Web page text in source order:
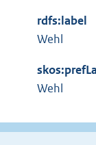
e
i
n
:
t
e
n
l
rdfs:label
Wehl
Wehl